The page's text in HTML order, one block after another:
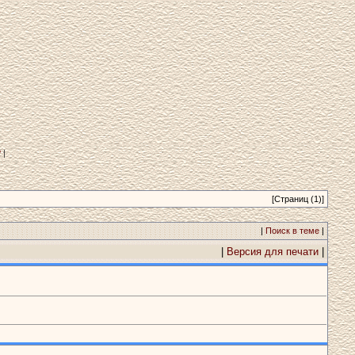
|
[Страниц (1)]
|Поиск в теме|
Версия для печати